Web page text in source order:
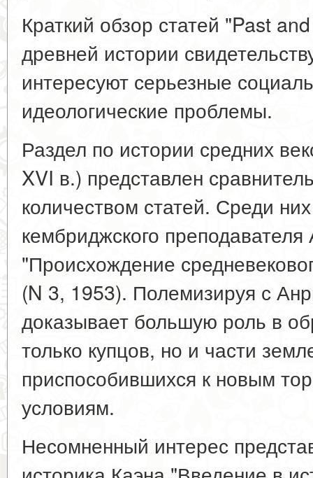
Краткий обзор статей "Past
древней истории
интересуют серьезные
идеологические проблемы.
Раздел по истории средних
XVI в.) представлен
количеством статей. Среди
кембриджского
"Происхождение
(N 3, 1953). Полемизируя с
доказывает большую роль в
только купцов, но и части
приспособившихся к новым
условиям.
Несомненный интерес